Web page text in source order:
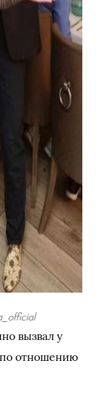
вызвал у
по отношению